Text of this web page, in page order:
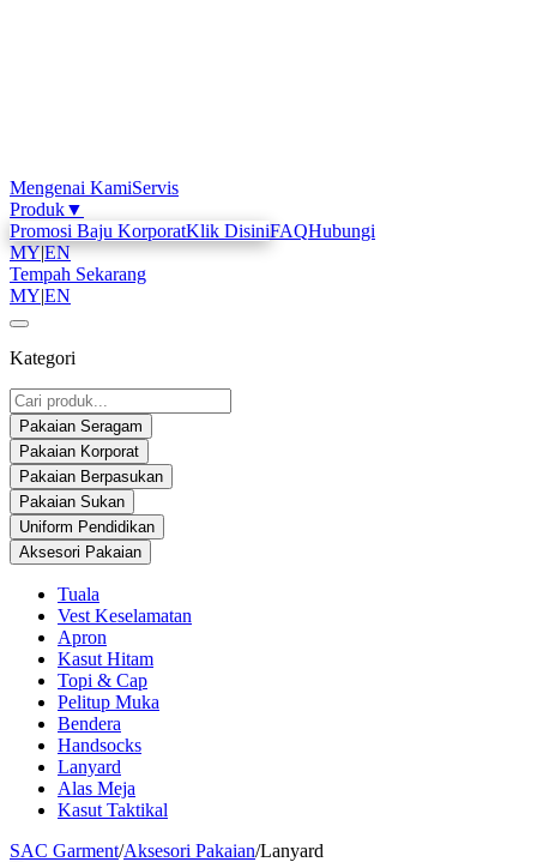
Mengenai KamiServis
Produk▼
Promosi Baju KorporatKlik DisiniFAQHubungi
MY|EN
Tempah Sekarang
MY|EN
Kategori
Pakaian Seragam
Pakaian Korporat
Pakaian Berpasukan
Pakaian Sukan
Uniform Pendidikan
Aksesori Pakaian
Tuala
Vest Keselamatan
Apron
Kasut Hitam
Topi & Cap
Pelitup Muka
Bendera
Handsocks
Lanyard
Alas Meja
Kasut Taktikal
SAC Garment/Aksesori Pakaian/Lanyard